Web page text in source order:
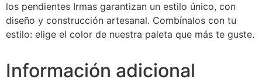
los pendientes Irmas garantizan un estilo único, con
diseño y construcción artesanal. Combínalos con tu
estilo: elige el color de nuestra paleta que más te guste.
Información adicional